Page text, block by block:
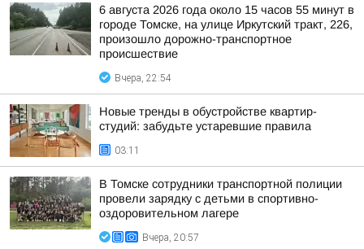
6 августа 2026 года около 15 часов 55 минут в
городе Томске, на улице Иркутский тракт, 226,
произошло дорожно-транспортное
происшествие
Вчера, 22:54
Новые тренды в обустройстве квартир-
студий: забудьте устаревшие правила
03:11
В Томске сотрудники транспортной полиции
провели зарядку с детьми в спортивно-
оздоровительном лагере
Вчера, 20:57